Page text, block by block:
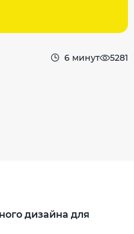
6 минут 5281
дизайна для